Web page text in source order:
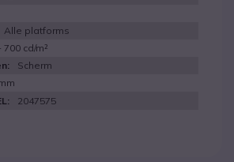
Alle platforms
700 cd/m²
Scherm
2047575